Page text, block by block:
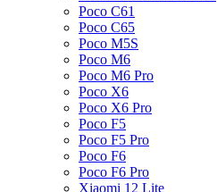
Poco C61
Poco C65
Poco M5S
Poco M6
Poco M6 Pro
Poco X6
Poco X6 Pro
Poco F5
Poco F5 Pro
Poco F6
Poco F6 Pro
Xiaomi 12 Lite